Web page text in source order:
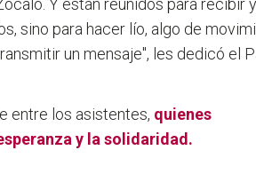
Y están reunidos para recibir y
sino para hacer lío, algo de
un mensaje", les dedicó el
entre los asistentes, quienes
y la solidaridad.